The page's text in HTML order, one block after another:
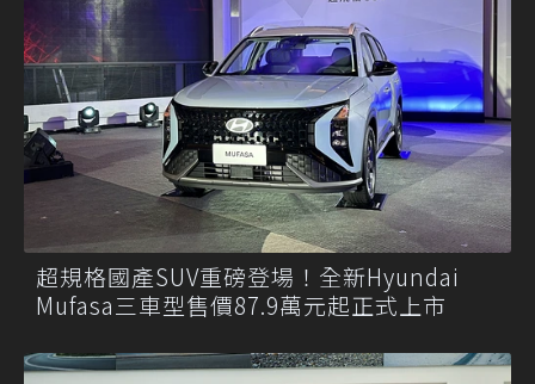
超規格國產SUV重磅登場！全新Hyundai
Mufasa三車型售價87.9萬元起正式上市